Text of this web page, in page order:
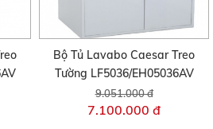
Bộ Tủ Lavabo Caesar Treo
Tường LF5036/EH05036AV
9.051.000 đ
7.100.000 đ